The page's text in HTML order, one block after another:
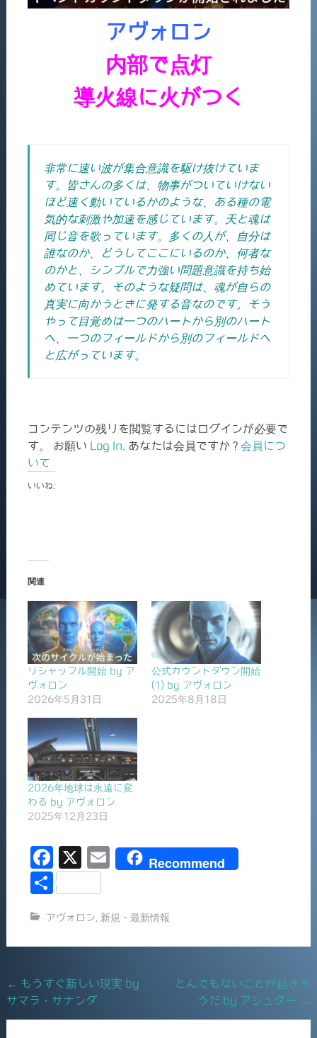
アヴォロン
内部で点灯
導火線に火がつく
非常に速い波が集合意識を駆け抜けていま
す。皆さんの多くは、物事がついていけない
ほど速く動いているかのような、ある種の電
気的な刺激や加速を感じています。天と魂は
同じ音を歌っています。
多くの人が、自分は
誰なのか、どうしてここにいるのか、何者な
のかと、シンプルで力強い問題意識を持ち始
めています。そのような疑問は、魂が自らの
真実に向かうときに発する音なのです。そう
やって目覚めは一つのハートから別のハート
へ、一つのフィールドから別のフィールドへ
と広がっています。
コンテンツの残りを閲覧するにはログインが必要で
す。 お願い Log In . あなたは会員ですか ? 会員につ
いて
いいね:
関連
リシャッフル開始 by ア
ヴォロン
2026年5月31日
公式カウントダウン開始
(1) by アヴォロン
2025年8月18日
2026年地球は永遠に変
わる by アヴォロン
2025年12月23日
F
a
e
b
o
k
X
E
l
Recommend
共
アヴォロン 新規・最新情報
Post
navigation
← もうすぐ新しい現実 by
サマラ・サナンダ
とんでもないことが起きそ
うだ by アシュター →